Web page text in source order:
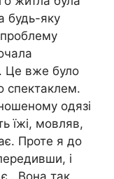
будь-яку
Це вже було
спектаклем.
одязі
їжі, мовляв,
Проте я до
і
. Вона так